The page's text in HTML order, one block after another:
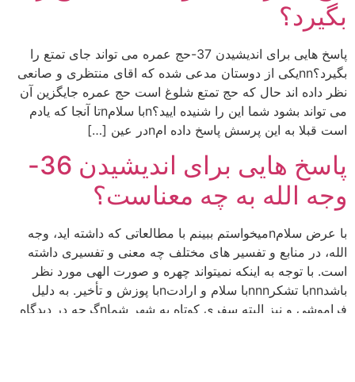
بگیرد؟
پاسخ هایی برای اندیشیدن 37-حج عمره می تواند جای تمتع را
بگیرد؟nnیکی از دوستان مدعی شده که اقای منتظری و صانعی
نظر داده اند حال که حج تمتع شلوغ است حج عمره جایگزین آن
می تواند بشود شما این را شنیده ایید؟nبا سلامnتا آنجا که یادم
است قبلا به این پرسش پاسخ داده امnدر عین […]
پاسخ هایی برای اندیشیدن 36-
وجه الله به چه معناست؟
با عرض سلامnمیخواستم ببینم با مطالعاتی که داشته اید، وجه
الله، در منابع و تفسیر های مختلف چه معنی و تفسیری داشته
است. با توجه به اینکه نمیتواند چهره و صورت الهی مورد نظر
باشدnnبا تشکرnnnبا سلام و ارادتnبا پوزش و تأخیر. به دلیل
فراموشی و نیز البته سفری کوتاه به شهر شماnگرچه در دیدگاه